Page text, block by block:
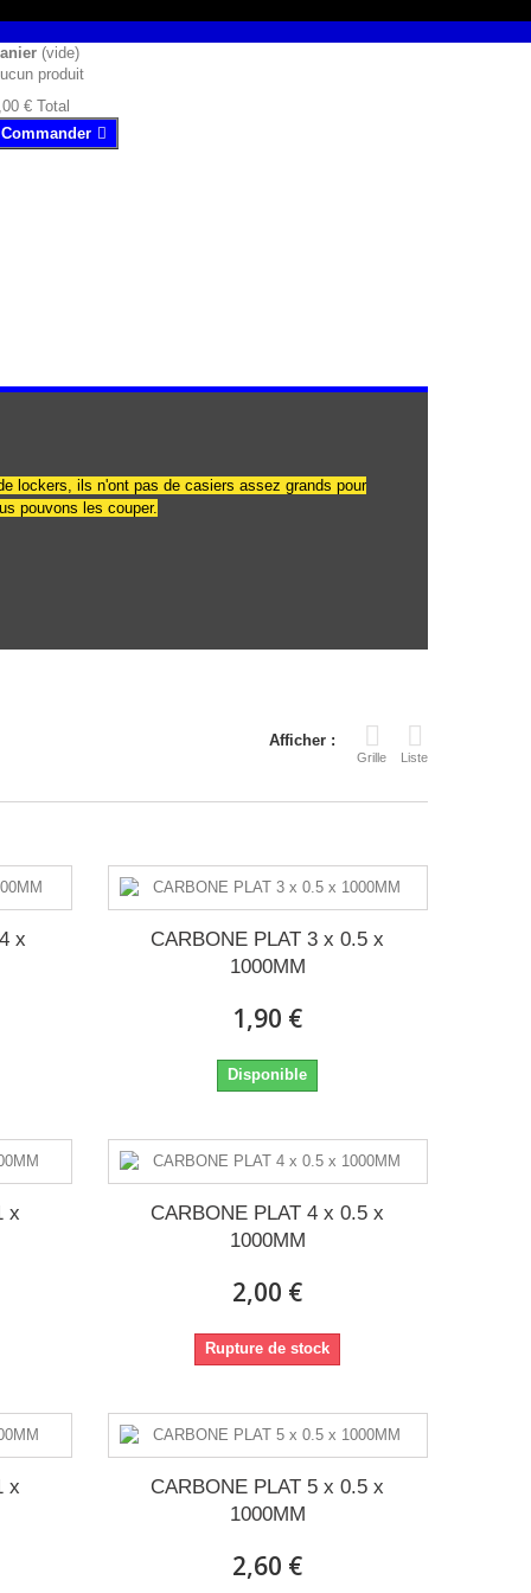
(vide)
produit
€ Total
Commander
lockers, ils n'ont pas de casiers assez grands pour
pouvons les couper.
Afficher :
Grille Liste
x
CARBONE PLAT 3 x 0.5 x
1000MM
1,90 €
Disponible
x
CARBONE PLAT 4 x 0.5 x
1000MM
2,00 €
Rupture de stock
x
CARBONE PLAT 5 x 0.5 x
1000MM
2,60 €